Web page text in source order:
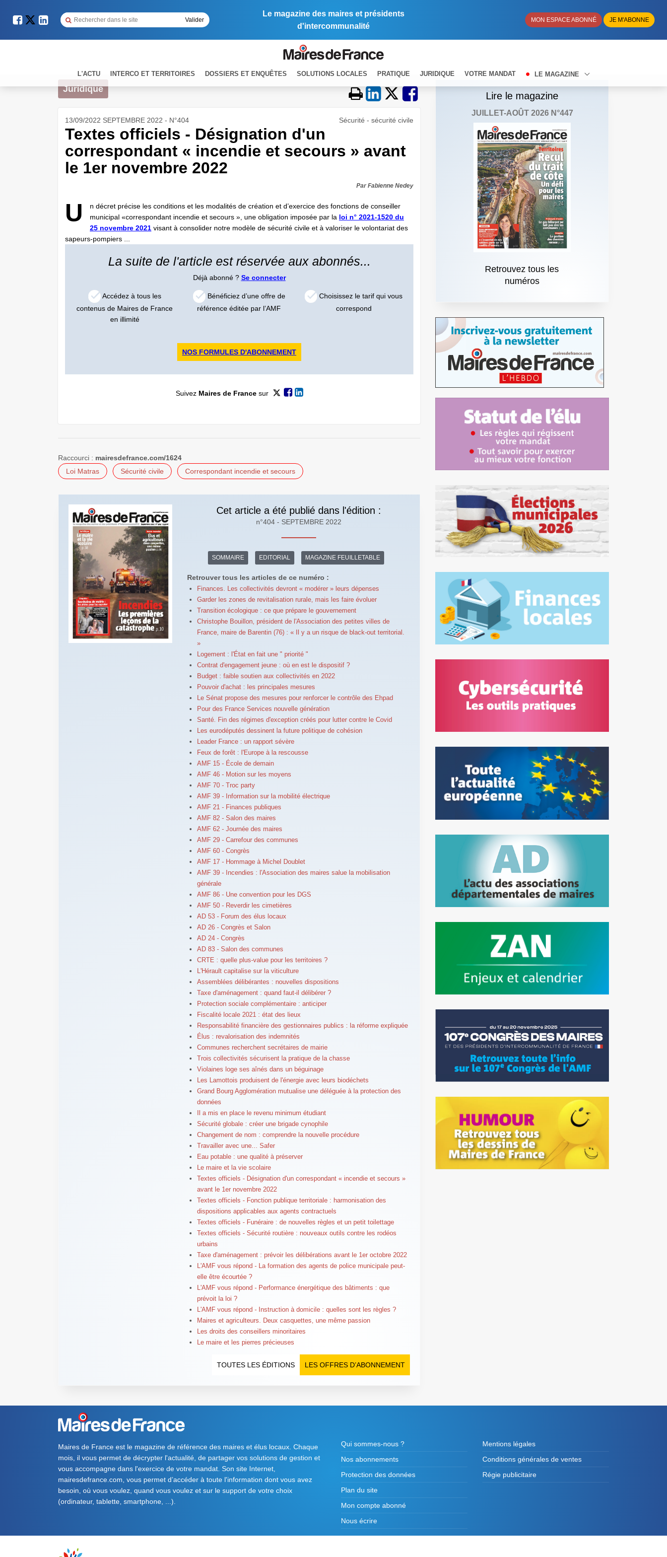
Le magazine des maires et présidents
d'intercommunalité
MON ESPACE ABONNÉ JE M'ABONNE
L'ACTU INTERCO ET TERRITOIRES DOSSIERS ET ENQUÊTES SOLUTIONS LOCALES PRATIQUE JURIDIQUE VOTRE MANDAT LE MAGAZINE
Juridique
13/09/2022 SEPTEMBRE 2022 - N°404 Sécurité - sécurité civile
Textes officiels - Désignation d'un
correspondant « incendie et secours » avant
le 1er novembre 2022
Par Fabienne Nedey
U
n décret précise les conditions et les modalités de création et d’exercice des fonctions de conseiller
municipal «correspondant incendie et secours », une obligation imposée par la loi n° 2021-1520 du
25 novembre 2021 visant à consolider notre modèle de sécurité civile et à valoriser le volontariat des
sapeurs-pompiers ...
La suite de l'article est réservée aux abonnés...
Déjà abonné ? Se connecter
Accédez à tous les
contenus de Maires de France
en illimité
Bénéficiez d’une offre de
référence éditée par l’AMF
Choisissez le tarif qui vous
correspond
NOS FORMULES D'ABONNEMENT
Suivez Maires de Francesur
Raccourci : mairesdefrance.com/1624
Loi Matras
Sécurité civile Correspondant incendie et secours
Cet article a été publié dans l'édition :
n°404 - SEPTEMBRE 2022
SOMMAIRE EDITORIAL MAGAZINE FEUILLETABLE
Retrouver tous les articles de ce numéro :
Finances. Les collectivités devront « modérer » leurs dépenses
Garder les zones de revitalisation rurale, mais les faire évoluer
Transition écologique : ce que prépare le gouvernement
Christophe Bouillon, président de l'Association des petites villes de
France, maire de Barentin (76) : « Il y a un risque de black-out territorial.
»
Logement : l'État en fait une " priorité "
Contrat d'engagement jeune : où en est le dispositif ?
Budget : faible soutien aux collectivités en 2022
Pouvoir d'achat : les principales mesures
Le Sénat propose des mesures pour renforcer le contrôle des Ehpad
Pour des France Services nouvelle génération
Santé. Fin des régimes d'exception créés pour lutter contre le Covid
Les eurodéputés dessinent la future politique de cohésion
Leader France : un rapport sévère
Feux de forêt : l'Europe à la rescousse
AMF 15 - École de demain
AMF 46 - Motion sur les moyens
AMF 70 - Troc party
AMF 39 - Information sur la mobilité électrique
AMF 21 - Finances publiques
AMF 82 - Salon des maires
AMF 62 - Journée des maires
AMF 29 - Carrefour des communes
AMF 60 - Congrès
AMF 17 - Hommage à Michel Doublet
AMF 39 - Incendies : l'Association des maires salue la mobilisation
générale
AMF 86 - Une convention pour les DGS
AMF 50 - Reverdir les cimetières
AD 53 - Forum des élus locaux
AD 26 - Congrès et Salon
AD 24 - Congrès
AD 83 - Salon des communes
CRTE : quelle plus-value pour les territoires ?
L'Hérault capitalise sur la viticulture
Assemblées délibérantes : nouvelles dispositions
Taxe d'aménagement : quand faut-il délibérer ?
Protection sociale complémentaire : anticiper
Fiscalité locale 2021 : état des lieux
Responsabilité financière des gestionnaires publics : la réforme expliquée
Élus : revalorisation des indemnités
Communes recherchent secrétaires de mairie
Trois collectivités sécurisent la pratique de la chasse
Violaines loge ses aînés dans un béguinage
Les Lamottois produisent de l'énergie avec leurs biodéchets
Grand Bourg Agglomération mutualise une déléguée à la protection des
données
Il a mis en place le revenu minimum étudiant
Sécurité globale : créer une brigade cynophile
Changement de nom : comprendre la nouvelle procédure
Travailler avec une... Safer
Eau potable : une qualité à préserver
Le maire et la vie scolaire
Textes officiels - Désignation d'un correspondant « incendie et secours »
avant le 1er novembre 2022
Textes officiels - Fonction publique territoriale : harmonisation des
dispositions applicables aux agents contractuels
Textes officiels - Funéraire : de nouvelles règles et un petit toilettage
Textes officiels - Sécurité routière : nouveaux outils contre les rodéos
urbains
Taxe d'aménagement : prévoir les délibérations avant le 1er octobre 2022
L'AMF vous répond - La formation des agents de police municipale peut-
elle être écourtée ?
L'AMF vous répond - Performance énergétique des bâtiments : que
prévoit la loi ?
L'AMF vous répond - Instruction à domicile : quelles sont les règles ?
Maires et agriculteurs. Deux casquettes, une même passion
Les droits des conseillers minoritaires
Le maire et les pierres précieuses
LES OFFRES D’ABONNEMENT
TOUTES LES ÉDITIONS
Lire le magazine
JUILLET-AOÛT 2026 N°447
Retrouvez tous les
numéros
Maires de France est le magazine de référence des maires et élus locaux. Chaque
mois, il vous permet de décrypter l'actualité, de partager vos solutions de gestion et
vous accompagne dans l'exercice de votre mandat. Son site Internet,
mairesdefrance.com, vous permet d’accéder à toute l'information dont vous avez
besoin, où vous voulez, quand vous voulez et sur le support de votre choix
(ordinateur, tablette, smartphone, ...).
Qui sommes-nous ?
Nos abonnements
Protection des données
Plan du site
Mon compte abonné
Nous écrire
Mentions légales
Conditions générales de ventes
Régie publicitaire